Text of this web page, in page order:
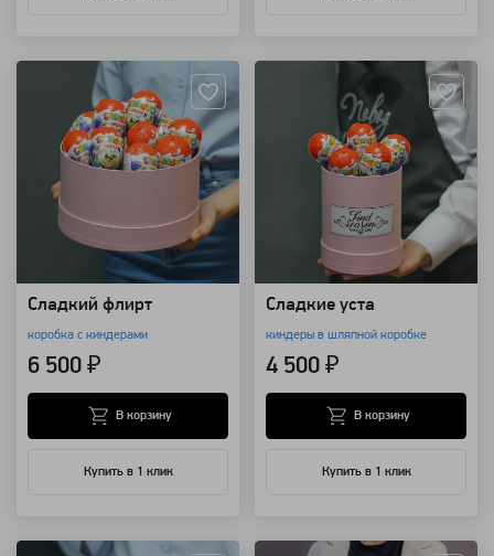
Сладкий флирт
коробка с киндерами
6 500 ₽
Купить в 1 клик
В корзину
Сладкие уста
киндеры в шляпной коробке
4 500 ₽
Купить в 1 клик
В корзину